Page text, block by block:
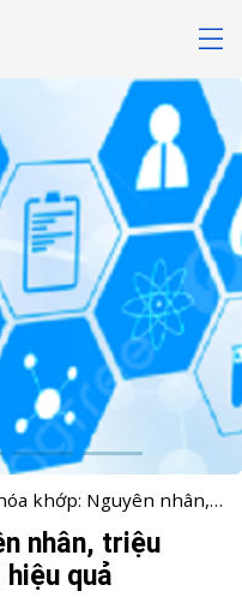
khớp: Nguyên nhân,
nhân, triệu
quả